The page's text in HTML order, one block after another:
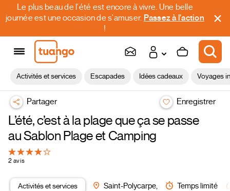
Le plus beau de l'été est encore à vivre. Une belle
journée est une occasion de s'amuser. Passez à l'action
!
Activités et services Escapades Idées cadeaux Voyages
Partager Enregistrer
L’été, c’est à la plage que ça se passe
au Sablon Plage et Camping
2 avis
Activités et services Saint-Polycarpe, Temps limité